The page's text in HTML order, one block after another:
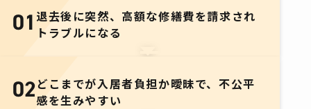
01 退去後に突然、 高額な修繕費を請求され
トラブルになる
02どこまでが入居者負担か曖昧で、不公平
感を生みやすい